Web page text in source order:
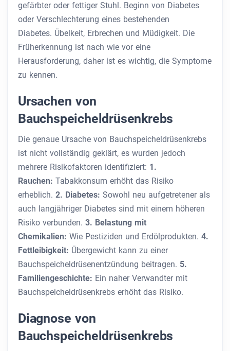
gefärbter oder fettiger Stuhl. Beginn von Diabetes
oder Verschlechterung eines bestehenden
Diabetes. Übelkeit, Erbrechen und Müdigkeit. Die
Früherkennung ist nach wie vor eine
Herausforderung, daher ist es wichtig, die Symptome
zu kennen.
Ursachen von
Bauchspeicheldrüsenkrebs
Die genaue Ursache von Bauchspeicheldrüsenkrebs
ist nicht vollständig geklärt, es wurden jedoch
mehrere Risikofaktoren identifiziert: 1.
Rauchen: Tabakkonsum erhöht das Risiko
erheblich. 2. Diabetes: Sowohl neu aufgetretener als
auch langjähriger Diabetes sind mit einem höheren
Risiko verbunden. 3. Belastung mit
Chemikalien: Wie Pestiziden und Erdölprodukten. 4.
Fettleibigkeit: Übergewicht kann zu einer
Bauchspeicheldrüsenentzündung beitragen. 5.
Familiengeschichte: Ein naher Verwandter mit
Bauchspeicheldrüsenkrebs erhöht das Risiko.
Diagnose von
Bauchspeicheldrüsenkrebs